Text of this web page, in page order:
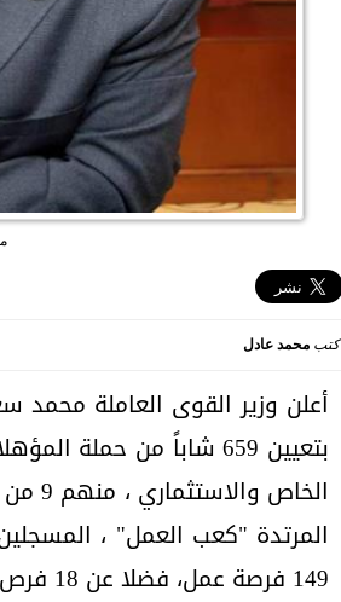
كتب محمد عادل
أعلن وزير القوى العاملة محمد
بتعيين 659 شاباً من
المرتدة "كعب العمل" ،
149 فرصة عمل، فضلا عن 18 فرص لذوي القدرات الخاصة.